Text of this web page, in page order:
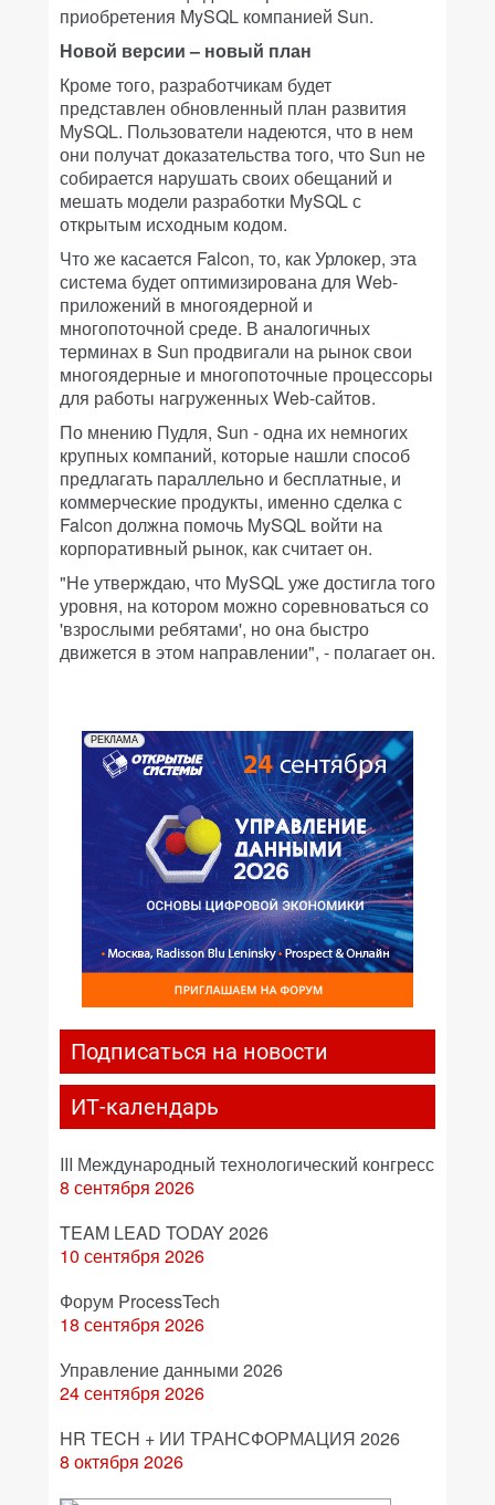
приобретения MySQL компанией Sun.
Новой версии – новый план
Кроме того, разработчикам будет
представлен обновленный план развития
MySQL. Пользователи надеются, что в нем
они получат доказательства того, что Sun не
собирается нарушать своих обещаний и
мешать модели разработки MySQL с
открытым исходным кодом.
Что же касается Falcon, то, как Урлокер, эта
система будет оптимизирована для Web-
приложений в многоядерной и
многопоточной среде. В аналогичных
терминах в Sun продвигали на рынок свои
многоядерные и многопоточные процессоры
для работы нагруженных Web-сайтов.
По мнению Пудля, Sun - одна их немногих
крупных компаний, которые нашли способ
предлагать параллельно и бесплатные, и
коммерческие продукты, именно сделка с
Falcon должна помочь MySQL войти на
корпоративный рынок, как считает он.
"Не утверждаю, что MySQL уже достигла того
уровня, на котором можно соревноваться со
'взрослыми ребятами', но она быстро
движется в этом направлении", - полагает он.
РЕКЛАМА
Подписаться на новости
ИТ-календарь
III Международный технологический конгресс
8 сентября 2026
TEAM LEAD TODAY 2026
10 сентября 2026
Форум ProcessTech
18 сентября 2026
Управление данными 2026
24 сентября 2026
HR TECH + ИИ ТРАНСФОРМАЦИЯ 2026
8 октября 2026